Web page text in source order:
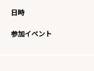
日時
参加イベント